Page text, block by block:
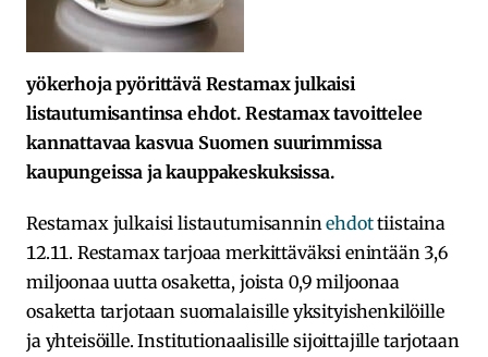
yökerhoja pyörittävä Restamax julkaisi
listautumisantinsa ehdot. Restamax tavoittelee
kannattavaa kasvua Suomen suurimmissa
kaupungeissa ja kauppakeskuksissa.
Restamax julkaisi listautumisanninehdottiistaina
12.11. Restamax tarjoaa merkittäväksi enintään 3,6
miljoonaa uutta osaketta, joista 0,9 miljoonaa
osaketta tarjotaan suomalaisille yksityishenkilöille
ja yhteisöille. Institutionaalisille sijoittajille tarjotaan